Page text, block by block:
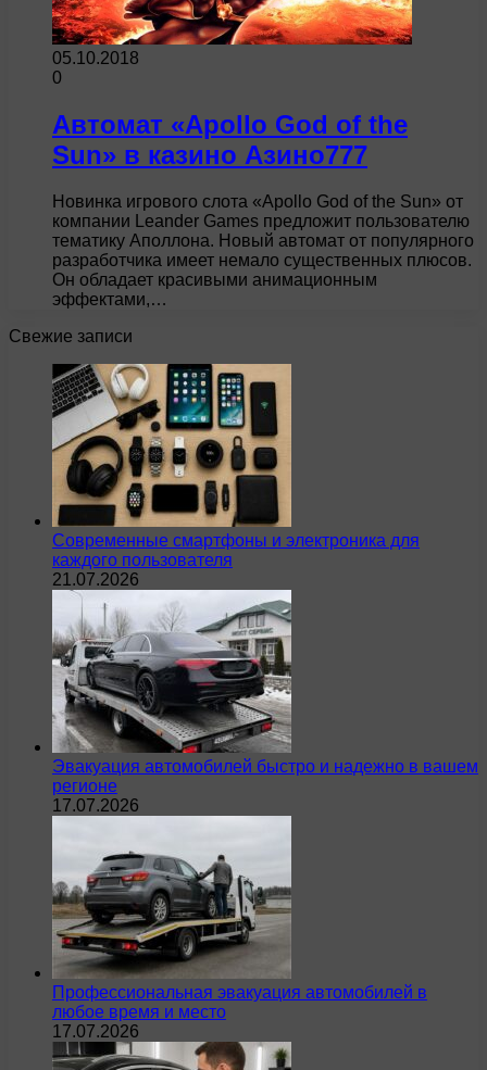
05.10.2018
0
Автомат «Apollo God of the
Sun» в казино Азино777
Новинка игрового слота «Apollo God of the Sun» от
компании Leander Games предложит пользователю
тематику Аполлона. Новый автомат от популярного
разработчика имеет немало существенных плюсов.
Он обладает красивыми анимационным
эффектами,…
Свежие записи
Современные смартфоны и электроника для
каждого пользователя
21.07.2026
Эвакуация автомобилей быстро и надежно в вашем
регионе
17.07.2026
Профессиональная эвакуация автомобилей в
любое время и место
17.07.2026